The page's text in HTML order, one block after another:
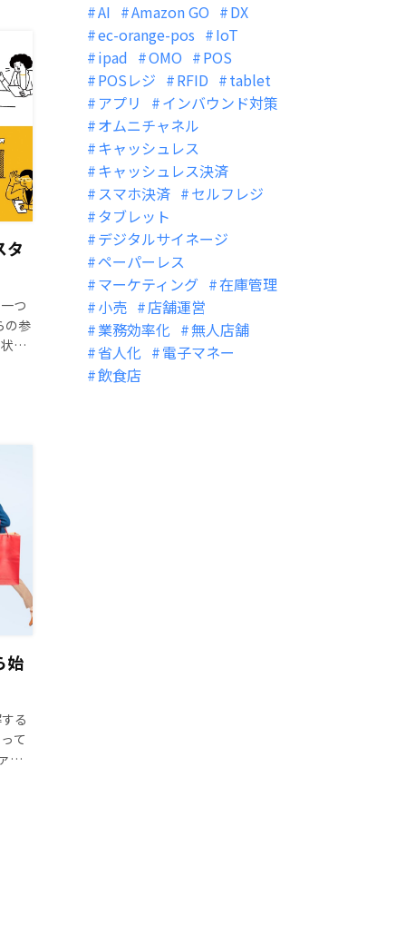
タ
つ
の参
況
、
始
る
て
ミ
値
AI Amazon GO
DX
ec-orange-pos
IoT
ipad
OMO
POS
POSレジ
RFID
tablet
アプリ
インバウンド対策
オムニチャネル
キャッシュレス
キャッシュレス決済
スマホ決済
セルフレジ
タブレット
デジタルサイネージ
ペーパーレス
マーケティング
在庫管理
小売
店舗運営
業務効率化
無人店舗
省人化
電子マネー
飲食店